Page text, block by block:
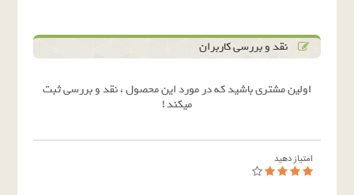
نقد و بررسی کاربران
اولین مشتری باشید که در مورد این محصول ، نقد و بررسی ثبت
میکند !
امتیاز دهید